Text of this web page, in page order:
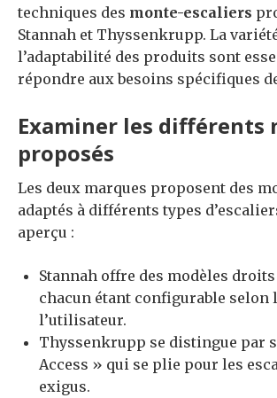
techniques des monte-escaliers
Stannah et Thyssenkrupp. La
l’adaptabilité des produits sont
répondre aux besoins spécifiques
Examiner les différents
proposés
Les deux marques proposent des
adaptés à différents types
aperçu :
Stannah offre des modèles droits
chacun étant configurable selon
l’utilisateur.
Thyssenkrupp se distingue par
Access » qui se plie pour les
exigus.